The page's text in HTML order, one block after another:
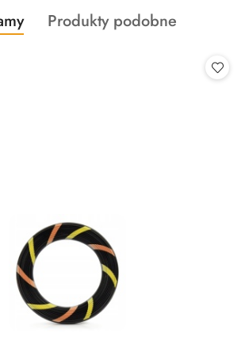
produktów
Produkty
Produkty podobne